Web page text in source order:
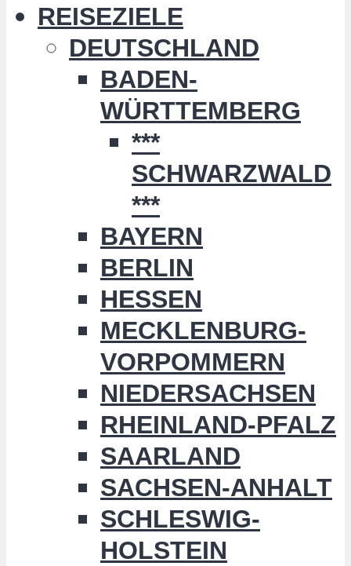
REISEZIELE
DEUTSCHLAND
BADEN-
WÜRTTEMBERG
***
SCHWARZWALD
***
BAYERN
BERLIN
HESSEN
MECKLENBURG-
VORPOMMERN
NIEDERSACHSEN
RHEINLAND-PFALZ
SAARLAND
SACHSEN-ANHALT
SCHLESWIG-
HOLSTEIN